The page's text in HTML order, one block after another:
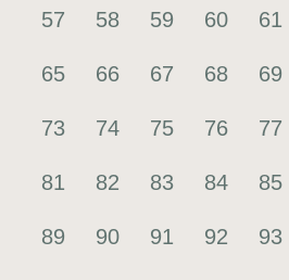
57 58 59 60 61
65 66 67 68 69
73 74 75 76 77
81 82 83 84 85
89 90 91 92 93